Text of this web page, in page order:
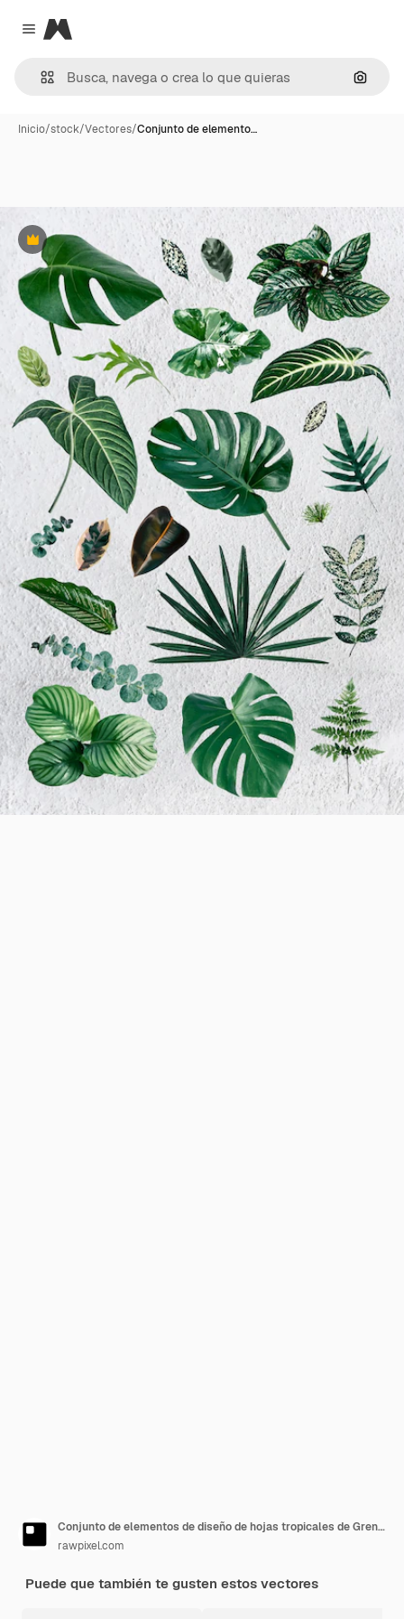
Close menu
Magnific
Inicio/stock/Vectores/Conjunto de elemento…
Premium
Conjunto de elementos de diseño de hojas tropicales de Gren vector
rawpixel.com
Puede que también te gusten estos vectores